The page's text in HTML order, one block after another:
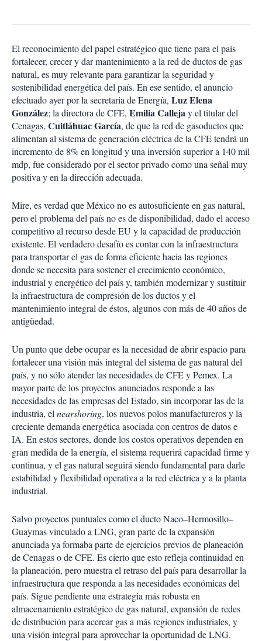
c
m
p
a
t
i
r
El reconocimiento del papel estratégico que tiene para el país
fortalecer, crecer y dar mantenimiento a la red de ductos de gas
natural, es muy relevante para garantizar la seguridad y
sostenibilidad energética del país. En ese sentido, el anuncio
efectuado ayer por la secretaria de Energía, Luz Elena
González; la directora de CFE, Emilia Callejay el titular del
Cenagas, Cuitláhuac García, de que la red de gasoductos que
alimentan al sistema de generación eléctrica de la CFE tendrá un
incremento de 8% en longitud y una inversión superior a 140 mil
mdp, fue considerado por el sector privado como una señal muy
positiva y en la dirección adecuada.
Mire, es verdad queMéxico no es autosuficiente en gas natural,
pero el problema del país no es de disponibilidad, dado el acceso
competitivo al recurso desde EU y la capacidad de producción
existente. El verdadero desafío es contar con la infraestructura
para transportar el gas de forma eficiente hacia las regiones
donde se necesita para sostener el crecimiento económico,
industrial y energético del país y, también modernizar y sustituir
la infraestructura de compresión de los ductos y el
mantenimiento integral de éstos, algunos con más de 40 años de
antigüedad.
Un punto que debe ocupar es la necesidad de abrir espacio para
fortalecer una visión más integral del sistema de gas natural del
país, y no sólo atender las necesidades de CFE y Pemex. La
mayor parte de los proyectos anunciados responde a las
necesidades de las empresas del Estado, sin incorporar las de la
industria, el nearshoring, los nuevos polos manufactureros y la
creciente demanda energética asociada con centros de datos e
IA. En estos sectores, donde los costos operativos dependen en
gran medida de la energía, el sistema requerirá capacidad firme y
continua, y el gas natural seguirá siendo fundamental para darle
estabilidad y flexibilidad operativa a la red eléctrica y a la planta
industrial.
Salvo proyectos puntuales como el ducto Naco–Hermosillo–
Guaymas vinculado a LNG, gran parte de la expansión
anunciada ya formaba parte de ejercicios previos de planeación
de Cenagas o de CFE. Es cierto que esto refleja continuidad en
la planeación, pero muestra el retraso del país para desarrollar la
infraestructura que responda a las necesidades económicas del
país. Sigue pendiente una estrategia más robusta en
almacenamiento estratégico de gas natural, expansión de redes
de distribución para acercar gas a más regiones industriales, y
una visión integral para aprovechar la oportunidad de LNG.